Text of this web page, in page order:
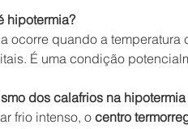
hipotermia?
ocorre quando a
É uma condição
dos calafrios na hipotermia
frio intenso, o centro